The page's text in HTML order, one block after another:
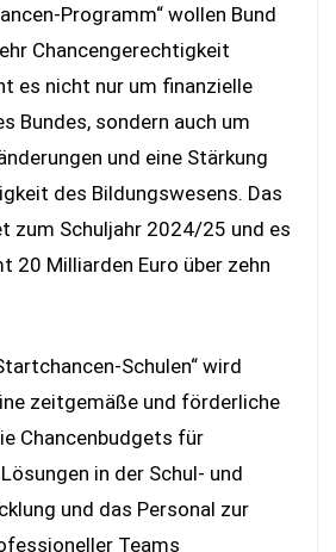
Programm“ wollen Bund
Chancengerechtigkeit
es nicht nur um finanzielle
Bundes, sondern auch um
und eine Stärkung
des Bildungswesens. Das
zum Schuljahr 2024/25 und es
20 Milliarden Euro über zehn
Schulen“ wird
zeitgemäße und förderliche
Chancenbudgets für
in der Schul- und
und das Personal zur
Teams